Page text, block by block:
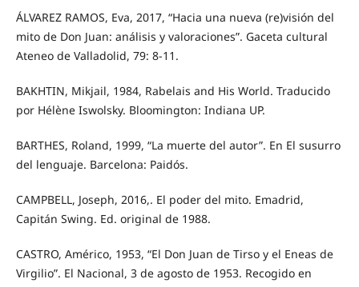
ÁLVAREZ RAMOS, Eva, 2017, “Hacia una nueva (re)visión del
mito de Don Juan: análisis y valoraciones”. Gaceta cultural
Ateneo de Valladolid, 79: 8-11.
BAKHTIN, Mikjail, 1984, Rabelais and His World. Traducido
por Hélène Iswolsky. Bloomington: Indiana UP.
BARTHES, Roland, 1999, “La muerte del autor”. En El susurro
del lenguaje. Barcelona: Paidós.
CAMPBELL, Joseph, 2016,. El poder del mito. Emadrid,
Capitán Swing. Ed. original de 1988.
CASTRO, Américo, 1953, “El Don Juan de Tirso y el Eneas de
Virgilio”. El Nacional, 3 de agosto de 1953. Recogido en